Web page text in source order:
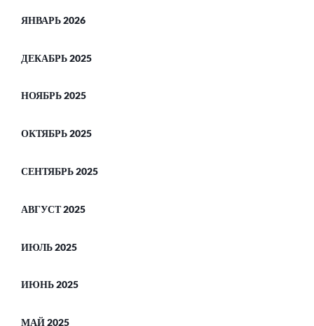
ЯНВАРЬ 2026
ДЕКАБРЬ 2025
НОЯБРЬ 2025
ОКТЯБРЬ 2025
СЕНТЯБРЬ 2025
АВГУСТ 2025
ИЮЛЬ 2025
ИЮНЬ 2025
МАЙ 2025